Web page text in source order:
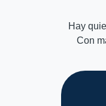
Hay
Con